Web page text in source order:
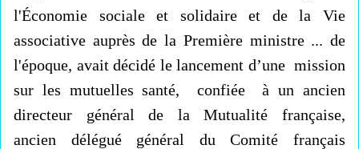
l'Économie sociale et solidaire et de la Vie
associative auprès de la Première ministre ... de
l'époque, avait décidé le lancement d’une mission
sur les mutuelles santé, confiée à un ancien
directeur général de la Mutualité française,
ancien délégué général du Comité français